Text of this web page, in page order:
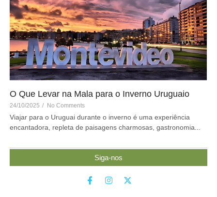
O Que Levar na Mala para o Inverno Uruguaio
24/10/2025 / No Comments
Viajar para o Uruguai durante o inverno é uma experiência
encantadora, repleta de paisagens charmosas, gastronomia...
Siga-nos